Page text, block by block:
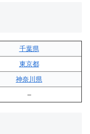
千葉県
東京都
神奈川県
–